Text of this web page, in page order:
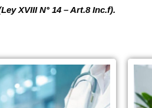
XVIII N° 14 – Art.8 Inc.f).